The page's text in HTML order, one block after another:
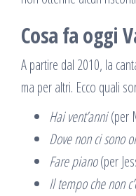
Cosa fa oggi
A partire dal 2010, la
ma per altri. Ecco quali
Hai vent’anni(per
Dove non ci sono
Fare piano(per
Il tempo che non